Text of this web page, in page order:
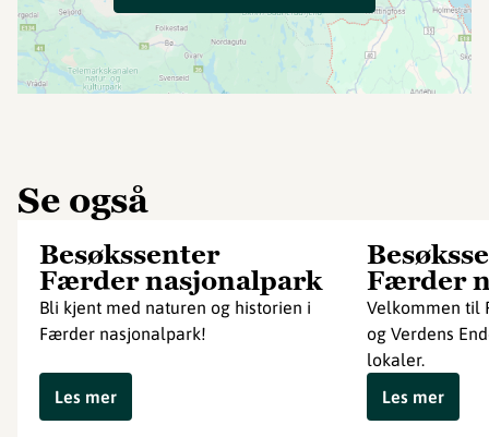
Se også
Besøkssenter
Færder nasjonalpark
Bli kjent med naturen og historien i
Færder nasjonalpark!
Les mer
Færder
Velkommen til
og Verdens
lokaler.
Les mer